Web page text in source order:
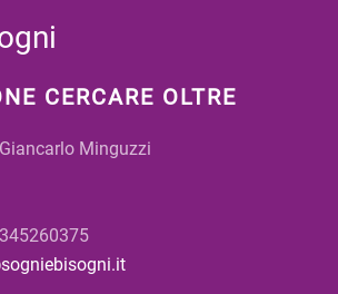
CERCARE OLTRE
Minguzzi